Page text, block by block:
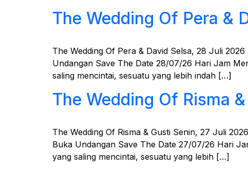
The Wedding Of Pera &
The Wedding Of Pera & David Selsa, 28 Juli
Undangan Save The Date 28/07/26 Hari Jam
saling mencintai, sesuatu yang lebih indah […]
The Wedding Of Risma
The Wedding Of Risma & Gusti Senin, 27 Juli
Buka Undangan Save The Date 27/07/26 Hari
yang saling mencintai, sesuatu yang lebih […]